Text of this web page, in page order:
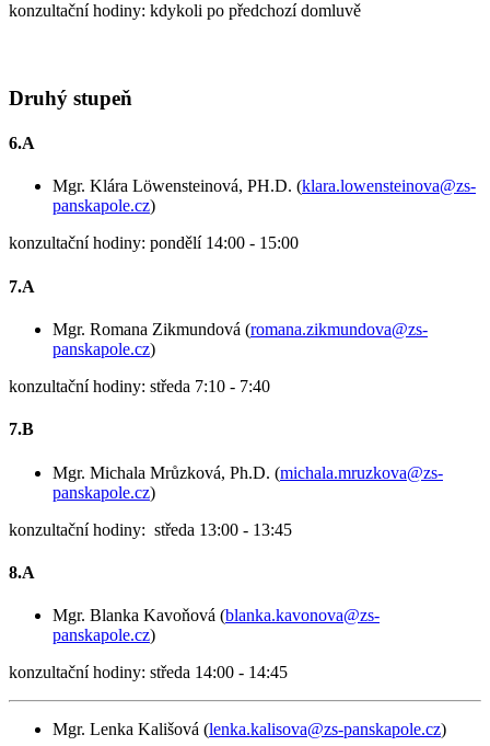
konzultační hodiny: kdykoli po předchozí domluvě
Druhý stupeň
6.A
Mgr. Klára Löwensteinová, PH.D. (klara.lowensteinova@zs-
panskapole.cz)
konzultační hodiny: pondělí 14:00 - 15:00
7.A
Mgr. Romana Zikmundová (romana.zikmundova@zs-
panskapole.cz)
konzultační hodiny: středa 7:10 - 7:40
7.B
Mgr. Michala Mrůzková, Ph.D. (michala.mruzkova@zs-
panskapole.cz)
konzultační hodiny: středa 13:00 - 13:45
8.A
Mgr. Blanka Kavoňová (blanka.kavonova@zs-
panskapole.cz)
konzultační hodiny: středa 14:00 - 14:45
Mgr. Lenka Kališová (lenka.kalisova@zs-panskapole.cz)